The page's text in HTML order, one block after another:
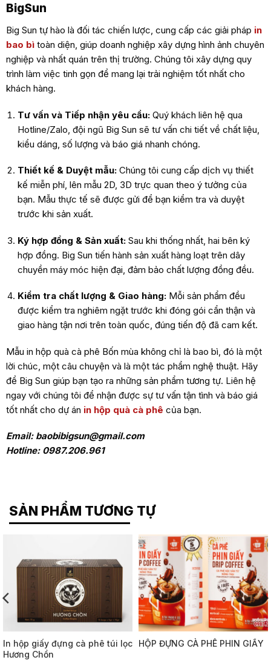
BigSun
Big Sun tự hào là đối tác chiến lược, cung cấp các giải pháp in
bao bìtoàn diện, giúp doanh nghiệp xây dựng hình ảnh chuyên
nghiệp và nhất quán trên thị trường. Chúng tôi xây dựng quy
trình làm việc tinh gọn để mang lại trải nghiệm tốt nhất cho
khách hàng.
Tư vấn và Tiếp nhận yêu cầu: Quý khách liên hệ qua
Hotline/Zalo, đội ngũ Big Sun sẽ tư vấn chi tiết về chất liệu,
kiểu dáng, số lượng và báo giá nhanh chóng.
Thiết kế & Duyệt mẫu: Chúng tôi cung cấp dịch vụ thiết
kế miễn phí, lên mẫu 2D, 3D trực quan theo ý tưởng của
bạn. Mẫu thực tế sẽ được gửi để bạn kiểm tra và duyệt
trước khi sản xuất.
Ký hợp đồng & Sản xuất: Sau khi thống nhất, hai bên ký
hợp đồng. Big Sun tiến hành sản xuất hàng loạt trên dây
chuyền máy móc hiện đại, đảm bảo chất lượng đồng đều.
Kiểm tra chất lượng & Giao hàng: Mỗi sản phẩm đều
được kiểm tra nghiêm ngặt trước khi đóng gói cẩn thận và
giao hàng tận nơi trên toàn quốc, đúng tiến độ đã cam kết.
Mẫu in hộp quà cà phê Bốn mùa không chỉ là bao bì, đó là một
lời chúc, một câu chuyện và là một tác phẩm nghệ thuật. Hãy
để Big Sun giúp bạn tạo ra những sản phẩm tương tự. Liên hệ
ngay với chúng tôi để nhận được sự tư vấn tận tình và báo giá
tốt nhất cho dự án in hộp quà cà phê của bạn.
Email: baobibigsun@gmail.com
Hotline: 0987.206.961
SẢN PHẨM TƯƠNG TỰ
In hộp giấy đựng cà phê túi lọc
Hương Chồn
HỘP ĐỰNG CÀ PHÊ PHIN GIẤY